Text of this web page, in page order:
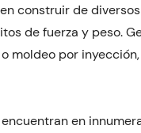
construir de
de fuerza y ​​peso.
moldeo por
en